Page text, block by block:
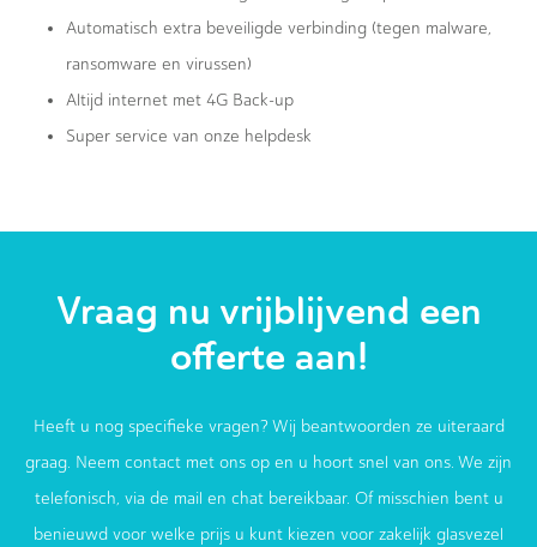
Automatisch extra beveiligde verbinding (tegen malware,
ransomware en virussen)
Altijd internet met 4G Back-up
Super service van onze helpdesk
Vraag nu vrijblijvend een
offerte aan!
Heeft u nog specifieke vragen? Wij beantwoorden ze uiteraard
graag. Neem contact met ons op en u hoort snel van ons. We zijn
telefonisch, via de mail en chat bereikbaar. Of misschien bent u
benieuwd voor welke prijs u kunt kiezen voor zakelijk glasvezel